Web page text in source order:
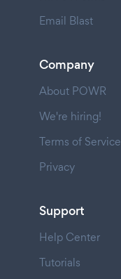
Email Blast
Company
About POWR
We're hiring!
Terms of Service
Privacy
Support
Help Center
Tutorials